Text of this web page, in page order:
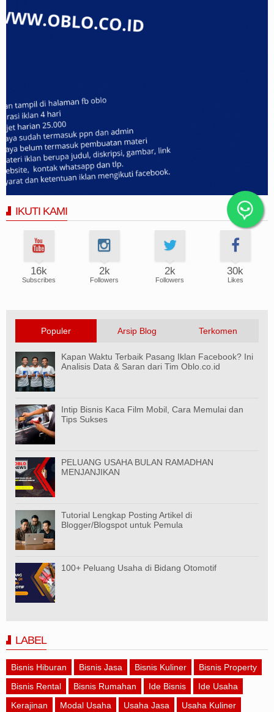
IKUTI KAMI
16k
Subscribes
2k
Followers
2k
Followers
30k
Likes
Populer Arsip Blog Terkomen
Kapan Waktu Terbaik Pasang Iklan Facebook? Ini
Analisis Data & Saran dari Tim Oblo.co.id
Intip Bisnis Kaca Film Mobil, Cara Memulai dan
Tips Sukses
PELUANG USAHA BULAN RAMADHAN
MENJANJIKAN
Tutorial Lengkap Posting Artikel di
Blogger/Blogspot untuk Pemula
100+ Peluang Usaha di Bidang Otomotif
LABEL
Bisnis Hiburan Bisnis Jasa Bisnis Kuliner
Bisnis Property
Bisnis Rental
Bisnis Rumahan Ide Bisnis
Ide Usaha
Kerajinan
Modal Usaha Usaha Jasa
Usaha Kuliner